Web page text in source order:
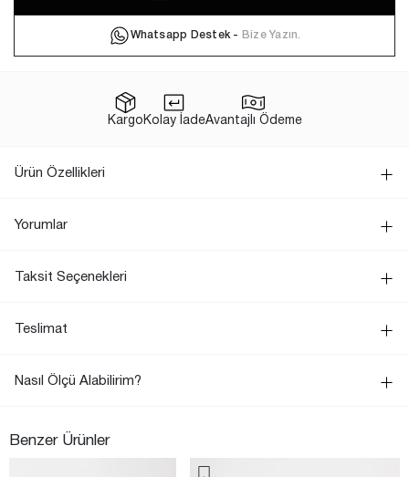
Whatsapp Destek - Bize Yazın.
Kargo Kolay İadeAvantajlı Ödeme
Ürün Özellikleri
Yorumlar
Taksit Seçenekleri
Teslimat
Nasıl Ölçü Alabilirim?
Benzer Ürünler